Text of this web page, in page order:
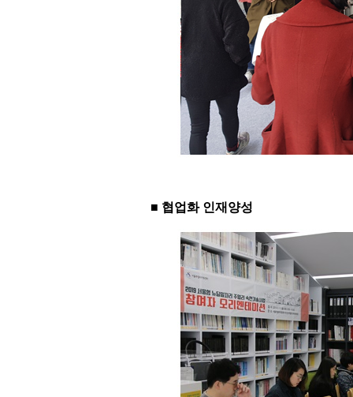
■ 협업화 인재양성